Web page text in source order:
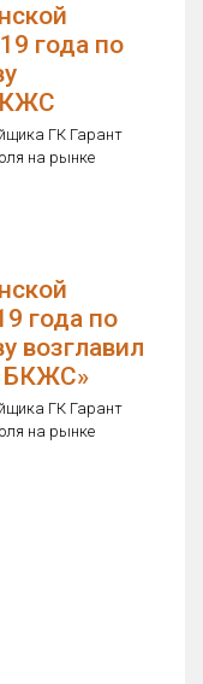
года по
ГК Гарант
на рынке
года по
возглавил
БКЖС»
ГК Гарант
на рынке